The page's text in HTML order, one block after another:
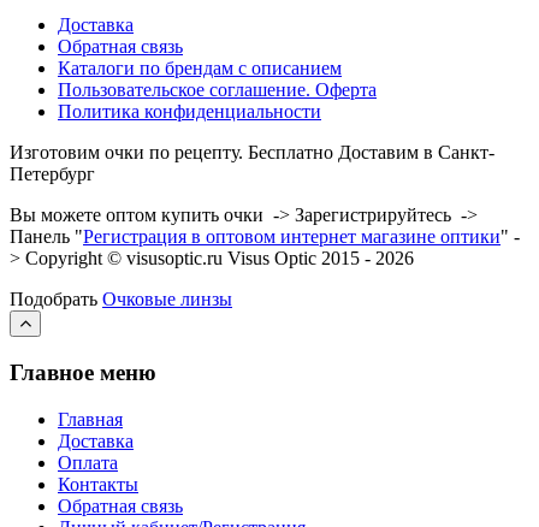
Доставка
Обратная связь
Каталоги по брендам с описанием
Пользовательское соглашение. Оферта
Политика конфиденциальности
Изготовим очки по рецепту. Бесплатно Доставим в Санкт-
Петербург
Вы можете оптом купить очки -> Зарегистрируйтесь ->
Панель "Регистрация в оптовом интернет магазине оптики" -
> Copyright © visusoptic.ru Visus Optic 2015 - 2026
Подобрать Очковые линзы
Главное меню
Главная
Доставка
Оплата
Контакты
Обратная связь